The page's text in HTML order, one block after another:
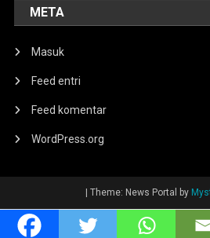
META
Masuk
Feed entri
Feed komentar
WordPress.org
| Theme: News Portal by